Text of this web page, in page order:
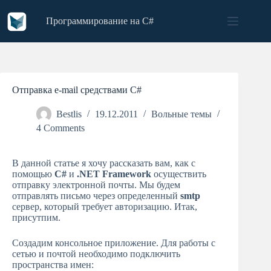
content
Программирование на C#
Отправка e-mail средствами C#
Bestlis 19.12.2011
Вольные темы
4 Comments
В данной статье я хочу рассказать вам, как с
помощью C# и .NET Framework осуществить
отправку электронной почты. Мы будем
отправлять письмо через определенный smtp
сервер, который требует авторизацию. Итак,
присутпим.
Создадим консольное приложение. Для работы с
сетью и почтой необходимо подключить
пространства имен: